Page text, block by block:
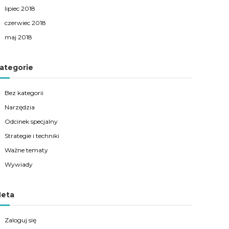
lipiec 2018
czerwiec 2018
maj 2018
Bez kategorii
Narzędzia
Odcinek specjalny
Strategie i techniki
Ważne tematy
Wywiady
Zaloguj się